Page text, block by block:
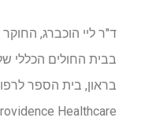
ד"ר ליי הוכברג,
בבית החולים הכללי
Healthcare